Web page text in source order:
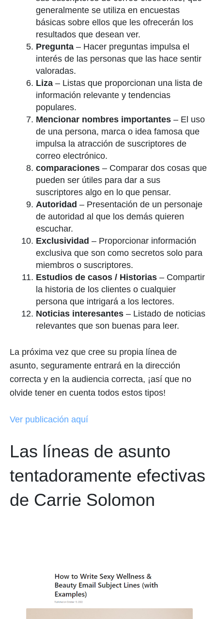
generalmente se utiliza en encuestas
básicas sobre ellos que les ofrecerán los
resultados que desean ver.
Pregunta – Hacer preguntas impulsa el
interés de las personas que las hace sentir
valoradas.
Liza – Listas que proporcionan una lista de
información relevante y tendencias
populares.
Mencionar nombres importantes – El uso
de una persona, marca o idea famosa que
impulsa la atracción de suscriptores de
correo electrónico.
comparaciones – Comparar dos cosas que
pueden ser útiles para dar a sus
suscriptores algo en lo que pensar.
Autoridad – Presentación de un personaje
de autoridad al que los demás quieren
escuchar.
Exclusividad – Proporcionar información
exclusiva que son como secretos solo para
miembros o suscriptores.
Estudios de casos / Historias – Compartir
la historia de los clientes o cualquier
persona que intrigará a los lectores.
Noticias interesantes – Listado de noticias
relevantes que son buenas para leer.
La próxima vez que cree su propia línea de
asunto, seguramente entrará en la dirección
correcta y en la audiencia correcta, ¡así que no
olvide tener en cuenta todos estos tipos!
Ver publicación aquí
Las líneas de asunto
tentadoramente efectivas
de Carrie Solomon